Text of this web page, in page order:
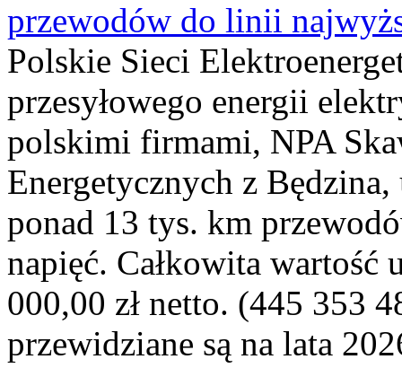
przewodów do linii
Polskie Sieci
przesyłowego energii
polskimi firmami, NPA
Energetycznych z
ponad 13 tys. km
napięć. Całkowita
000,00 zł netto. (445 353
przewidziane są na lata